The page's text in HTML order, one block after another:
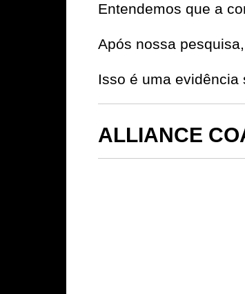
Entendemos que a
Após nossa
Isso é uma evidência
ALLIANCE